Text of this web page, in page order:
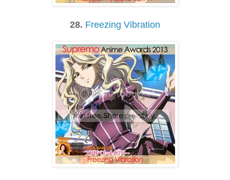
28. Freezing Vibration